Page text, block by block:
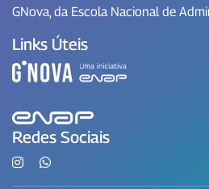
GNova, da Escola Nacional de
Links Úteis
Redes Sociais